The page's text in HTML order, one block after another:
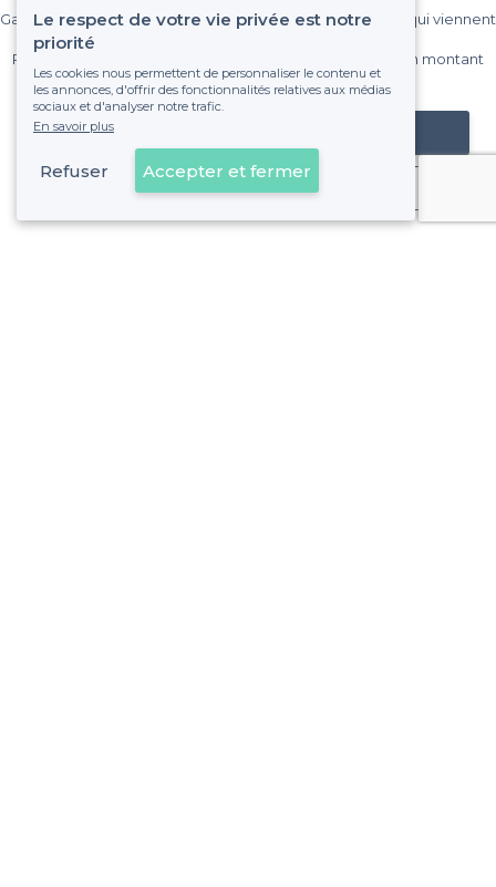
Gagnez de nombreux clients parmi le million de visiteurs qui viennent
Pas de commissions et sans engagement, vous payez un montant
fixe sans risque de voir déraper la facture.
Référencer mon établissement
Déjà client
Le respect de votre vie privée est notre
priorité
Les cookies nous permettent de personnaliser le contenu et
les annonces, d'offrir des fonctionnalités relatives aux médias
sociaux et d'analyser notre trafic.
En savoir plus
Refuser Accepter et fermer